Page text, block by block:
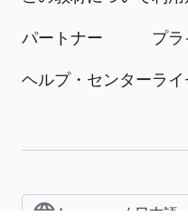
パートナー
ヘルプ・センター
プ
ラ